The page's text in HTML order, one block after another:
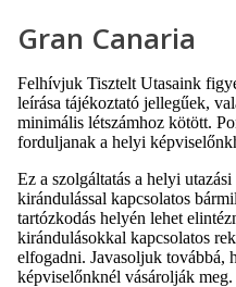
Gran Canaria
Felhívjuk Tisztelt Utasaink
leírása tájékoztató jellegűek,
minimális létszámhoz kötött.
forduljanak a helyi
Ez a szolgáltatás a helyi
kirándulással kapcsolatos
tartózkodás helyén lehet
kirándulásokkal kapcsolatos
elfogadni. Javasoljuk továbbá,
képviselőnknél vásárolják meg.